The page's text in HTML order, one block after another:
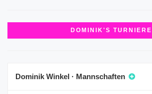
DOMINIK'S TURNIERE
Dominik Winkel · Mannschaften